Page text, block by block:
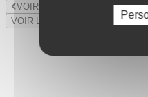
VOIR LE LOT PRÉCÉDENT
VOIR LE LOT SUIVANT